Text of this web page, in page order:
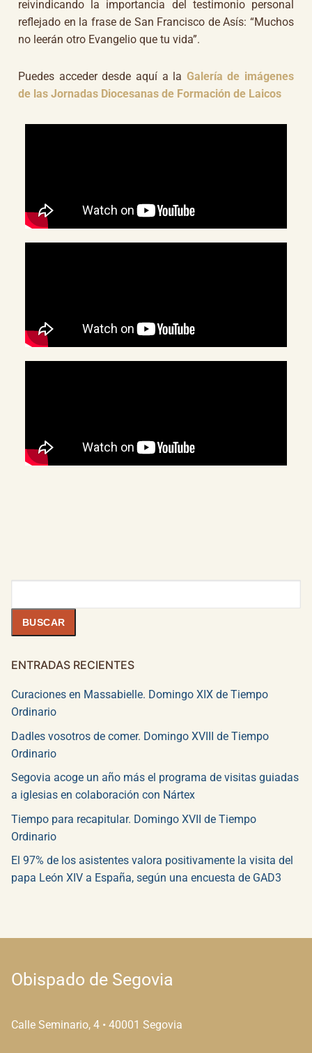
reivindicando la importancia del testimonio personal
reflejado en la frase de San Francisco de Asís: “Muchos
no leerán otro Evangelio que tu vida”.
Puedes acceder desde aquí a la Galería de imágenes
de las Jornadas Diocesanas de Formación de Laicos
BUSCAR
ENTRADAS RECIENTES
Curaciones en Massabielle. Domingo XIX de Tiempo
Ordinario
Dadles vosotros de comer. Domingo XVIII de Tiempo
Ordinario
Segovia acoge un año más el programa de visitas guiadas
a iglesias en colaboración con Nártex
Tiempo para recapitular. Domingo XVII de Tiempo
Ordinario
El 97% de los asistentes valora positivamente la visita del
papa León XIV a España, según una encuesta de GAD3
Obispado de Segovia
Calle Seminario, 4 • 40001 Segovia